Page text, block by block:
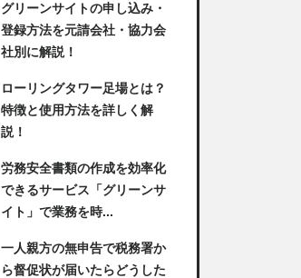
グリーンサイトの申し込み・
登録方法を元請会社・協力会
社別に解説！
ローリングタワー足場とは？
特徴と使用方法を詳しく解
説！
労務安全書類の作成を効率化
できるサービス「グリーンサ
イト」で業務を時...
一人親方の無申告で税務署か
ら督促状が届いたらどうした